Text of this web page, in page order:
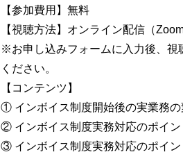
【参加費用】無料
【視聴方法】オンライン配信（Zoom
※お申し込みフォームに入力後、視
ください。
【コンテンツ】
① インボイス制度開始後の実業務の
② インボイス制度実務対応のポイン
③ インボイス制度実務対応のポイン